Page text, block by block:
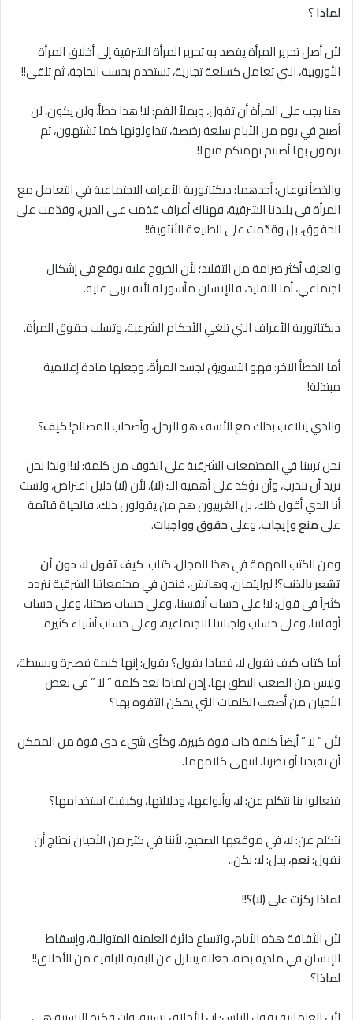
لماذا؟
لأن أصل تحرير المرأة يقصد به تحرير المرأة الشرقية إلى أخلاق المرأة
الأوروبية، التي تعامل كسلعة تجارية، تستخدم بحسب الحاجة، ثم تلقى!!
هنا يجب على المرأة أن تقول، وبملأ الفم: ﻻ! هذا خطأ، ولن يكون، لن
أصبح في يوم من الأيام سلعة رخيصة، تتداولونها كما تشتهون، ثم
ترمون بها أصبتم نهمتكم منها!
والخطأ نوعان: أحدهما: ديكتاتورية الأعراف الاجتماعية في التعامل مع
المرأة في بلادنا الشرقية، فهناك أعراف قدّمت على الدين، وقدّمت على
الحقوق، بل وقدّمت على الطبيعة الأنثوية!!
والعرف أكثر صرامة من التقليد؛ لأن الخروج عليه يوقع في إشكال
اجتماعي، أما التقليد، فالإنسان مأسور له لأنه تربى عليه.
ديكتاتورية الأعراف التي تلغي الأحكام الشرعية، وتسلب حقوق المرأة.
أما الخطأ الآخر: فهو التسويق لجسد المرأة، وجعلها مادة إعلامية
مبتذلة!
والذي يتلاعب بذلك مع الأسف هو الرجل، وأصحاب المصالح!كيف؟
نحن تربينا في المجتمعات الشرقية على الخوف من كلمة: ﻻ!! ولذا نحن
نريد أن نتدرب، وأن نؤكد على أهمية الـ: (لا)، لأن (لا) دليل اعتراض، ولست
أنا الذي أقول ذلك، بل الغربيون هم من يقولون ذلك، فالحياة قائمة
علىمنع وإيجاب، وعلىحقوق وواجبات.
ومن الكتب المهمة في هذا المجال، كتاب:كيف تقول ﻻ، دون أن
تشعر بالذنب؟! لبرايتمان، وهاتش، فنحن في مجتمعاتنا الشرقية نتردد
كثيراً في قول: لا! على حساب أنفسنا، وعلى حساب صحتنا، وعلى حساب
أوقاتنا، وعلى حساب واجباتنا الاجتماعية، وعلى حساب أشياء كثيرة.
أما كتاب كيف تقول لا، فماذا يقول؟ يقول: إنها كلمة قصيرة وبسيطة،
وليس من الصعب النطق بها. إذن لماذا تعد كلمة ” لا ” في بعض
الأحيان من أصعب الكلمات التي يمكن التفوه بها؟
لأن ” لا ” أيضاً كلمة ذات قوة كبيرة. وكأي شيء ذي قوة من الممكن
أن تفيدنا أو تضرنا. انتهى كلامهما.
فتعالوا بنا نتكلم عن:ﻻ، وأنواعها، ودلالتها، وكيفية استخدامها؟
نتكلم عن:لا،في موقعها الصحيح، لأننا في كثير من الأحيان نحتاج أن
نقول:نعم،بدل:لا؛ لكن..
لماذا ركزت على (لا)؟!!
لأن الثقافة هذه الأيام، واتساع دائرة العلمنة المتوالية، وإسقاط
الإنسان في مادية بحتة، جعلته يتنازل عن البقية الباقية من الأخلاق!!
لماذا؟